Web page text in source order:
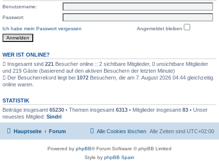
Benutzername:
Passwort:
Ich habe mein Passwort vergessen Angemeldet bleiben
WER IST ONLINE?
Insgesamt sind 221 Besucher online :: 2 sichtbare Mitglieder, 0 unsichtbare Mitglieder
und 219 Gäste (basierend auf den aktiven Besuchern der letzten Minute)
Der Besucherrekord liegt bei 1072 Besuchern, die am 7. August 2026 04:44 gleichzeitig
online waren.
STATISTIK
Beiträge insgesamt 65230 • Themen insgesamt 6313 • Mitglieder insgesamt 83 • Unser
neuestes Mitglied: Sindri
Hauptseite Forum Alle Zeiten sind UTC+02:00
Alle Cookies löschen
Powered by phpBB® Forum Software © phpBB Limited
Style by phpBB Spain